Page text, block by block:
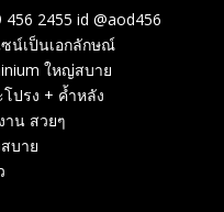
2455 id @aod456
ซน์เป็นเอกลักษณ์
ใหญ่สบาย
ปรง + ค้ำหลัง
าน สวยๆ
บาย